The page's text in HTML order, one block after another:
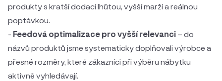
produkty s kratší dodací lhůtou, vyšší marží a reálnou
poptávkou.
- Feedová optimalizace pro vyšší relevanci – do
názvů produktů jsme systematicky doplňovali výrobce a
přesné rozměry, které zákazníci při výběru nábytku
aktivně vyhledávají.